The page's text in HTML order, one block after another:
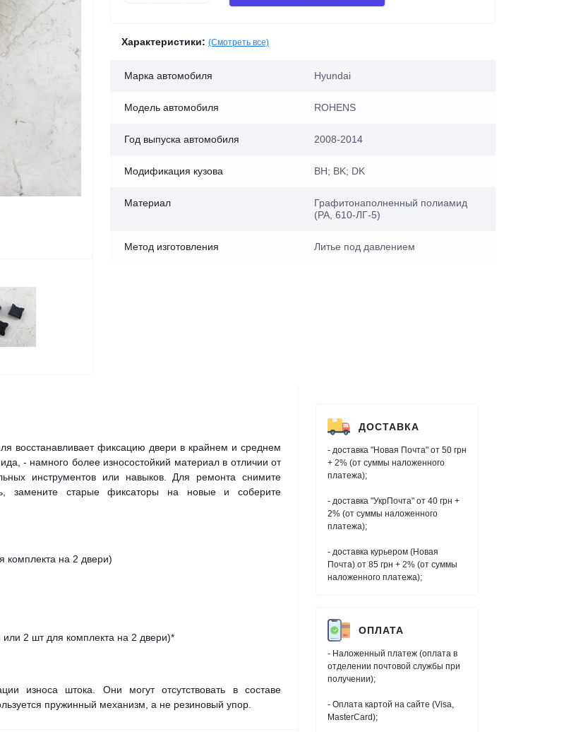
Характеристики: (Смотреть все)
Марка автомобиля Hyundai
Модель автомобиля ROHENS
Год выпуска автомобиля 2008-2014
Модификация кузова BH; BK; DK
Материал
Графитонаполненный полиамид
(PA, 610-ЛГ-5)
Метод изготовления Литье под давлением
восстанавливает фиксацию двери в крайнем и среднем
- намного более износостойкий материал в отличии от
инструментов или навыков. Для ремонта снимите
замените старые фиксаторы на новые и соберите
комплекта на 2 двери)
2 шт для комплекта на 2 двери)*
износа штока. Они могут отсутствовать в составе
пружинный механизм, а не резиновый упор.
ДОСТАВКА
- доставка "Новая Почта" от 50 грн
+ 2% (от суммы наложенного
платежа);
- доставка "УкрПочта" от 40 грн +
2% (от суммы наложенного
платежа);
- доставка курьером (Новая
Почта) от 85 грн + 2% (от суммы
наложенного платежа);
ОПЛАТА
- Наложенный платеж (оплата в
отделении почтовой службы при
получении);
- Оплата картой на сайте (Visa,
MasterCard);